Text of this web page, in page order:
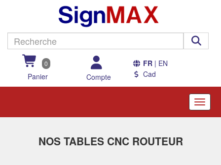
0
Panier Compte
FR| EN
Cad
Toggle
NOS TABLES CNC ROUTEUR